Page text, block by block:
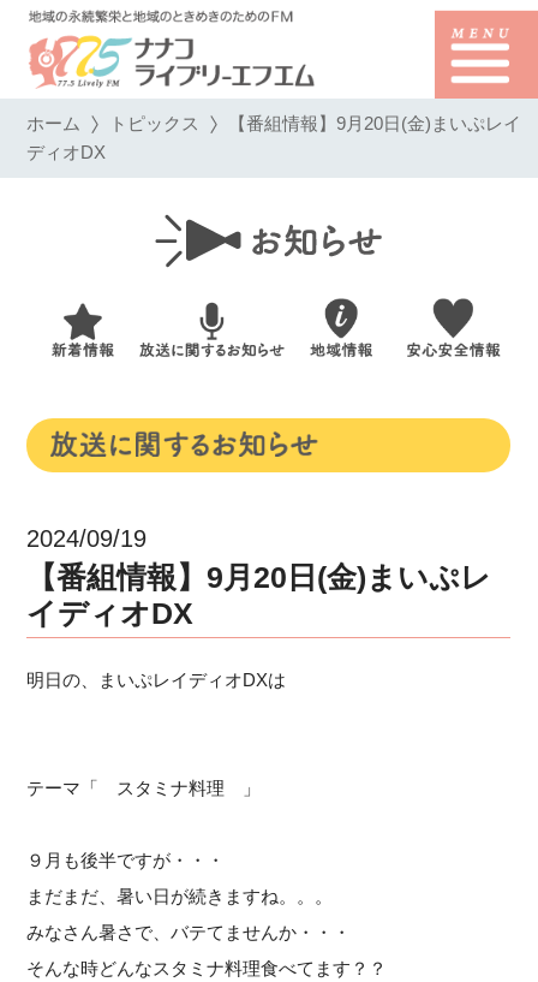
ホーム トピックス 【番組情報】9月20日(金)まいぷレイ
ディオDX
2024/09/19
【番組情報】9月20日(金)まいぷレ
イディオDX
明日の、まいぷレイディオDXは
テーマ「 スタミナ料理 」
９月も後半ですが・・・
まだまだ、暑い日が続きますね。。。
みなさん暑さで、バテてませんか・・・
そんな時どんなスタミナ料理食べてます？？